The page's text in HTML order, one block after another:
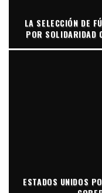
LA SELECCIÓN DE
POR SOLIDARIDAD
ESTADOS UNIDOS